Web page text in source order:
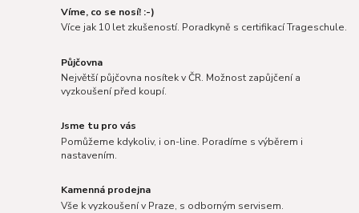
Víme, co se nosí! :-)
Více jak 10 let zkušeností. Poradkyně s certifikací Trageschule.
Půjčovna
Největší půjčovna nosítek v ČR. Možnost zapůjčení a
vyzkoušení před koupí.
Jsme tu pro vás
Pomůžeme kdykoliv, i on-line. Poradíme s výběrem i
nastavením.
Kamenná prodejna
Vše k vyzkoušení v Praze, s odborným servisem.